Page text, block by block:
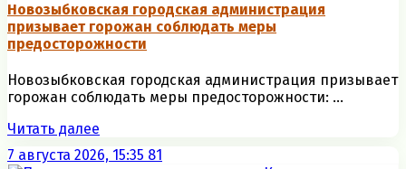
Новозыбковская городская администрация
призывает горожан соблюдать меры
предосторожности
Новозыбковская городская администрация призывает
горожан соблюдать меры предосторожности: ...
Читать далее
7 августа 2026, 15:35 81